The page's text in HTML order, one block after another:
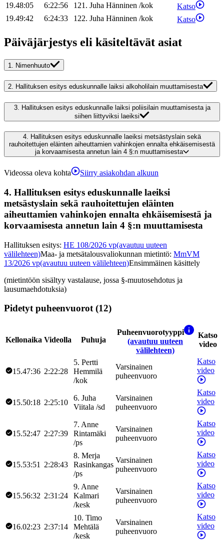
19.48:05
6:22:56 121. Juha Hänninen /kok
Katso
19.49:42
6:24:33 122. Juha Hänninen /kok Katso
Päiväjärjestys eli käsiteltävät asiat
1. Nimenhuuto
2. Hallituksen esitys eduskunnalle laiksi alkoholilain muuttamisesta
3. Hallituksen esitys eduskunnalle laiksi poliisilain muuttamisesta ja
siihen liittyviksi laeiksi
4. Hallituksen esitys eduskunnalle laeiksi metsästyslain sekä
rauhoitettujen eläinten aiheuttamien vahinkojen ennalta ehkäisemisestä
ja korvaamisesta annetun lain 4 §:n muuttamisesta
Videossa oleva kohta Siirry asiakohdan alkuun
4. Hallituksen esitys eduskunnalle laeiksi
metsästyslain sekä rauhoitettujen eläinten
aiheuttamien vahinkojen ennalta ehkäisemisestä ja
korvaamisesta annetun lain 4 §:n muuttamisesta
Hallituksen esitys: HE 108/2026 vp(avautuu uuteen
välilehteen)Maa- ja metsätalousvaliokunnan mietintö: MmVM
13/2026 vp(avautuu uuteen välilehteen)Ensimmäinen käsittely
(mietintöön sisältyy vastalause, jossa §-muutosehdotus ja
lausumaehdotuksia)
Pidetyt puheenvuorot (12)
Kellonaika Videolla Puhuja
Puheenvuorotyyppi
(avautuu uuteen
välilehteen)
Katso
video
15.47:36 2:22:28
5. Pertti
Hemmilä
/kok
Varsinainen
puheenvuoro
Katso
video
15.50:18 2:25:10
6. Juha
Viitala /sd
Varsinainen
puheenvuoro
Katso
video
15.52:47 2:27:39
7. Anne
Rintamäki
/ps
Varsinainen
puheenvuoro
Katso
video
15.53:51 2:28:43
8. Merja
Rasinkangas
/ps
Varsinainen
puheenvuoro
Katso
video
15.56:32 2:31:24
9. Anne
Kalmari
/kesk
Varsinainen
puheenvuoro
Katso
video
16.02:23 2:37:14
10. Timo
Mehtälä
/kesk
Varsinainen
puheenvuoro
Katso
video